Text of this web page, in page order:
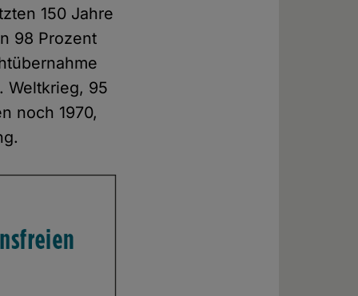
150 Jahre
98 Prozent
Weltkrieg, 95
noch 1970,